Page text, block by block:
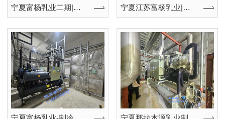
宁夏富杨乳业二期|制冷机房工艺冰水设备;空调冷源设备 宁夏江苏富杨乳业|动态冰浆机|冰蓄冷设备|水冷螺杆冷水机到场卸货